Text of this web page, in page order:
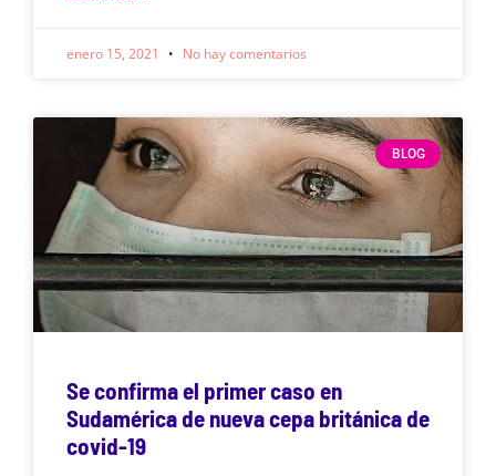
enero 15, 2021 No hay comentarios
BLOG
Se confirma el primer caso en
Sudamérica de nueva cepa británica de
covid-19